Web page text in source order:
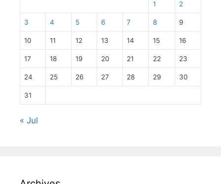
1 2
3 4 5 6 7 8 9
10 11 12 13 14 15 16
17 18 19 20 21 22 23
24 25 26 27 28 29 30
31
« Jul